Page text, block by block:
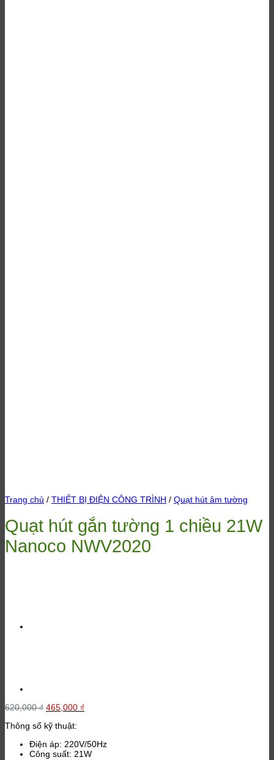
Trang chủ / THIẾT BỊ ĐIỆN CÔNG TRÌNH / Quạt hút âm tường
Quạt hút gắn tường 1 chiều 21W
Nanoco NWV2020
620,000₫ Giá
là:
465,000 ₫
465,000 ₫.
Thông số kỹ thuật:
Điện áp: 220V/50Hz
Công suất: 21W